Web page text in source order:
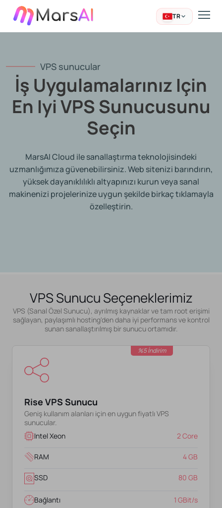
TR
VPS sunucular
İş Uygulamalarınız Için
En Iyi VPS Sunucusunu
Seçin
MarsAI Cloud ile sanallaştırma teknolojisindeki
uzmanlığımıza güvenebilirsiniz. Web sitenizi barındırın,
yüksek dayanıklılıklı altyapınızı kurun veya sanal
makinenizi projelerinize uygun şekilde birkaç tıklamayla
özelleştirin.
VPS Sunucu Seçeneklerimiz
VPS (Sanal Özel Sunucu), ayrılmış kaynaklar ve tam root erişimi
sağlayan, paylaşımlı hosting'den daha iyi performans ve kontrol
sunan sanallaştırılmış bir sunucu ortamıdır.
%5 İndirim
Rise VPS Sunucu
Geniş kullanım alanları için en uygun fiyatlı VPS
sunucular.
Intel Xeon
2 Core
RAM 4 GB
SSD 80 GB
Bağlantı 1 GBit/s